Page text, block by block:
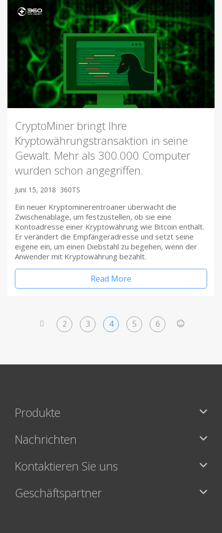
CryptoMiner bringt Ihre
Kryptowährungstransaktion in seine
Gewalt. Mehr als 300.000 Computer
wurden schon angegriffen.
Juni 15, 2018 360TS
Ein neuer Kryptominerentroaner überwacht die
Zwischenablage, um festzustellen, ob sie eine
Kontoadresse einer Kryptowährung wie Bitcoin enthält.
Er verändert die Empfängeradresse und setzt seine
eigene ein, um einen Diebstahl zu begehen, wenn der
Anwender mit Kryptowährung bezahlt.
Read More
2 3 4 5 6
Produkte
Nachrichten
Kontaktieren Sie uns
Geschäftspartner